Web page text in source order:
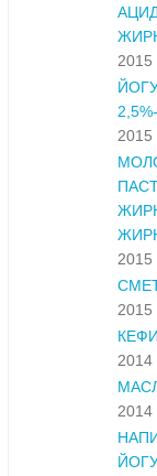
2015
2015
2015
2015
2014
2014